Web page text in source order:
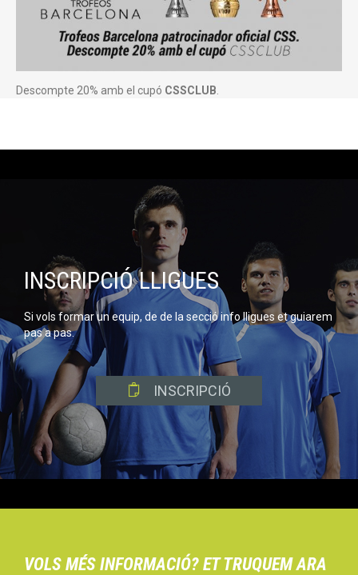
Descompte 20% amb el cupó CSSCLUB
INSCRIPCIÓ LLIGUES
Si vols formar un equip, de de la secció info lligues et guiarem
pas a pas.
 INSCRIPCIÓ
VOLS MÉS INFORMACIÓ? ET TRUQUEM ARA